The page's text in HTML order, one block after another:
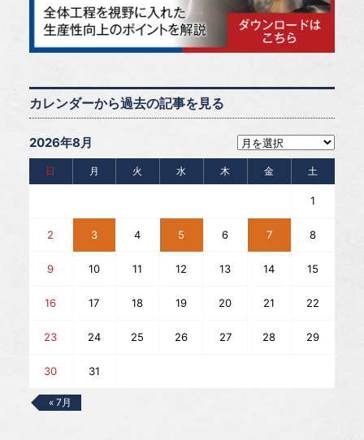
カレンダーから過去の記事を見る
2026年8月
日 月 火 水 木 金 土
1
2 3 4 5 6 7 8
9 10 11 12 13 14 15
16 17 18 19 20 21 22
23 24 25 26 27 28 29
30 31
« 7月